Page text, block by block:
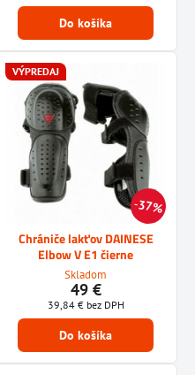
Do košíka
37%
VÝPREDAJ
Chrániče lakťov DAINESE
Elbow V E1 čierne
Skladom
49 €
39,84 € bez DPH
Do košíka